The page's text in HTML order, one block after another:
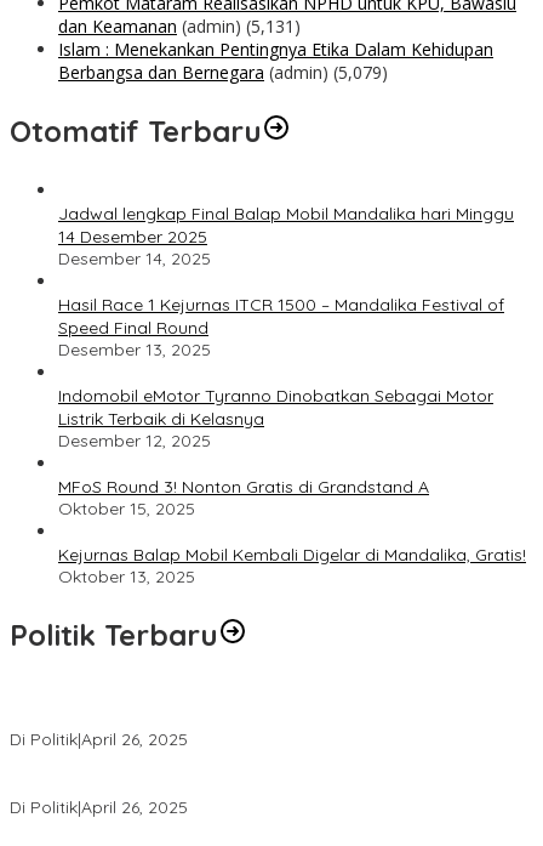
dan Keamanan (admin) (5,131)
Islam : Menekankan Pentingnya Etika Dalam Kehidupan
Berbangsa dan Bernegara (admin) (5,079)
Otomatif Terbaru
Jadwal lengkap Final Balap Mobil Mandalika hari Minggu
14 Desember 2025
Desember 14, 2025
Hasil Race 1 Kejurnas ITCR 1500 – Mandalika Festival of
Speed Final Round
Desember 13, 2025
Indomobil eMotor Tyranno Dinobatkan Sebagai Motor
Listrik Terbaik di Kelasnya
Desember 12, 2025
MFoS Round 3! Nonton Gratis di Grandstand A
Oktober 15, 2025
Kejurnas Balap Mobil Kembali Digelar di Mandalika, Gratis!
Oktober 13, 2025
Politik Terbaru
Di Politik|April 26, 2025
Di Politik|April 26, 2025